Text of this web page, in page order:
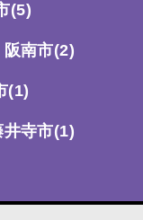
(5)
阪南市(2)
(1)
井寺市(1)